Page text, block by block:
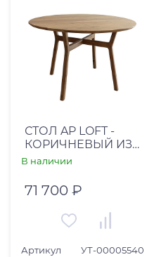
СТОЛ AP LOFT -
КОРИЧНЕВЫЙ ИЗ
МАССИВА 1,2
В наличии
71 700 ₽
Артикул УТ-00005540